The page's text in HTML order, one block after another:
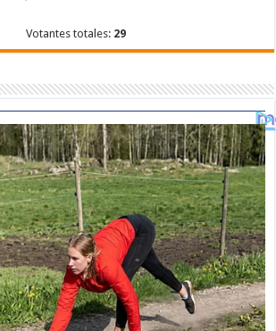
Votantes totales: 29